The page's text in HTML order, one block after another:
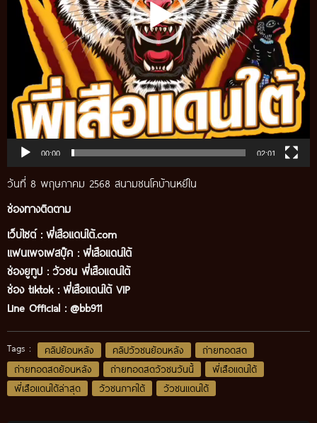
00:00 02:01
วันที่ 8 พฤษภาคม 2568 สนามชนโคบ้านหยีใน
ช่องทางติดตาม
เว็บไซต์ : พี่เสือแดนใต้.com
แฟนเพจเฟสบุ๊ค : พี่เสือแดนใต้
ช่องยูทูป : วัวชน พี่เสือแดนใต้
ช่อง tiktok : พี่เสือแดนใต้ VIP
Line Official : @bb911
Tags : คลิปย้อนหลัง คลิปวัวชนย้อนหลัง
ถ่ายทอดสด
ถ่ายทอดสดย้อนหลัง
ถ่ายทอดสดวัวชนวันนี้
พี่เสือแดนใต้
พี่เสือแดนใต้ล่าสุด
วัวชนภาคใต้ วัวชนแดนใต้